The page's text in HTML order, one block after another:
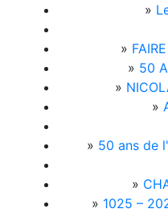
»
»
» 50
»
»
» 50 ans de
»
» 1025 –